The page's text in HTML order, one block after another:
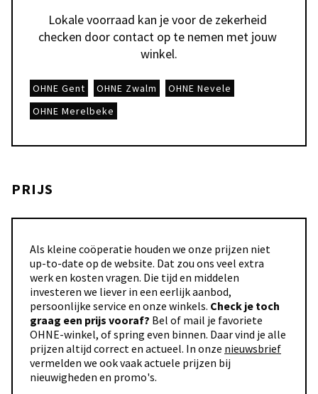
Lokale voorraad kan je voor de zekerheid
checken door contact op te nemen met jouw
winkel.
OHNE Gent OHNE Zwalm
OHNE Nevele
OHNE Merelbeke
PRIJS
Als kleine coöperatie houden we onze prijzen niet
up-to-date op de website. Dat zou ons veel extra
werk en kosten vragen. Die tijd en middelen
investeren we liever in een eerlijk aanbod,
persoonlijke service en onze winkels. Check je toch
graag een prijs vooraf? Bel of mail je favoriete
OHNE-winkel, of spring even binnen. Daar vind je alle
prijzen altijd correct en actueel. In onze nieuwsbrief
vermelden we ook vaak actuele prijzen bij
nieuwigheden en promo's.